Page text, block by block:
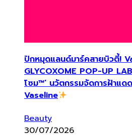
ปักหมุดแลนด์มาร์คสายบิวตี้!
GLYCOXOME POP-UP
โซม™’ นวัตกรรมจัดการฝ้าแด
Vaseline
Beauty
30/07/2026